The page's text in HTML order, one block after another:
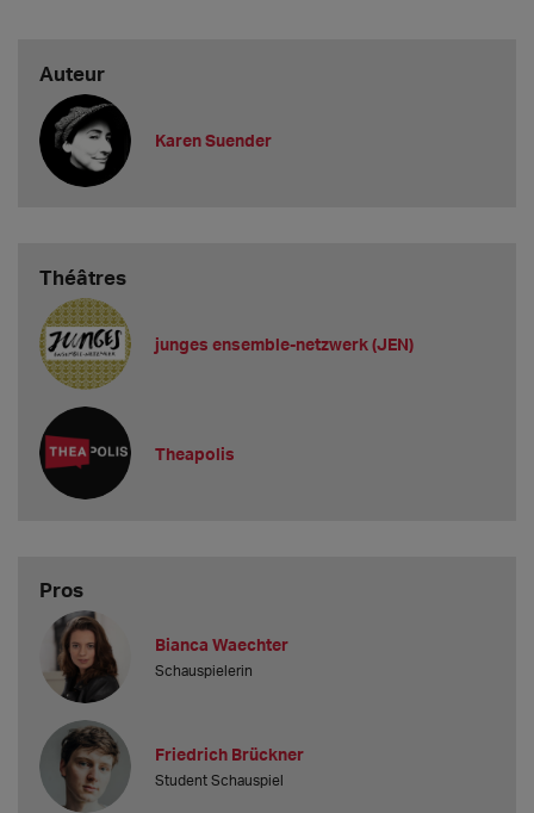
Auteur
Karen Suender
Théâtres
junges ensemble-netzwerk (JEN)
Theapolis
Pros
Bianca Waechter
Schauspielerin
Friedrich Brückner
Student Schauspiel